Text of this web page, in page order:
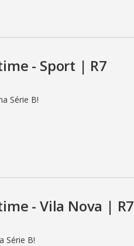
- Sport | R7
Série B!
- Vila Nova | R7
Série B!